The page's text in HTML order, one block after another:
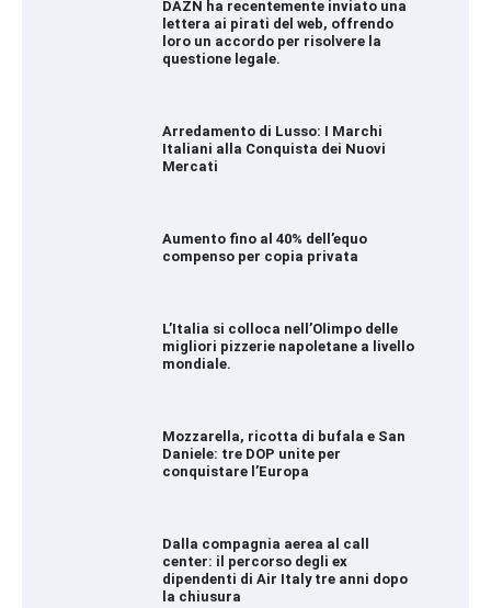
DAZN ha recentemente inviato una
lettera ai pirati del web, offrendo
loro un accordo per risolvere la
questione legale.
Arredamento di Lusso: I Marchi
Italiani alla Conquista dei Nuovi
Mercati
Aumento fino al 40% dell’equo
compenso per copia privata
L’Italia si colloca nell’Olimpo delle
migliori pizzerie napoletane a livello
mondiale.
Mozzarella, ricotta di bufala e San
Daniele: tre DOP unite per
conquistare l’Europa
Dalla compagnia aerea al call
center: il percorso degli ex
dipendenti di Air Italy tre anni dopo
la chiusura